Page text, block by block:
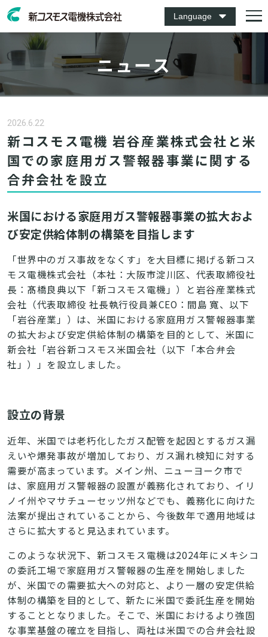
Language
ニュース
2026.6.22
新コスモス電機 岩谷産業株式会社と米
国での家庭用ガス警報器事業に関する
合弁会社を設立
米国における家庭用ガス警報器事業の拡大およ
び安定供給体制の構築を目指します
「世界中のガス事故をなくす」を大目標に掲げる新コス
モス電機株式会社（本社：大阪市淀川区、代表取締役社
長：髙橋良典以下「新コスモス電機」）と岩谷産業株式
会社（代表取締役 社長執行役員兼CEO：間島 寬、以下
「岩谷産業」）は、米国における家庭用ガス警報器事業
の拡大および安定供給体制の構築を目的として、米国に
新会社「岩谷新コスモス米国会社（以下「本合弁会
社」）」を設立しました。
設立の背景
近年、米国では老朽化したガス配管を起因とするガス漏
えいや爆発事故が増加しており、ガス漏れ検知に対する
需要が高まっています。メイン州、ニューヨーク市で
は、家庭用ガス警報器の設置が義務化されており、イリ
ノイ州やマサチューセッツ州などでも、義務化に向けた
法案が提出されていることから、今後数年で適用地域は
さらに拡大すると見込まれています。
このような状況下、新コスモス電機は2024年にメキシコ
の委託工場で家庭用ガス警報器の生産を開始しました
が、米国での需要拡大への対応と、より一層の安定供給
体制の構築を目的として、新たに米国で委託生産を開始
することとなりました。そこで、米国におけるより強固
な事業基盤の確立を目指し、両社は米国での合弁会社設